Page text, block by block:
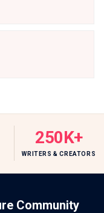
250K+
WRITERS & CREATORS
Community